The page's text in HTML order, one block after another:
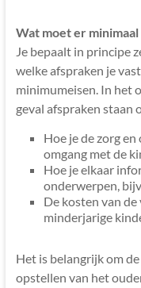
Wat moet er
Je bepaalt in principe
welke afspraken je
minimumeisen. In het
geval afspraken staan
Hoe je de zorg
omgang met de
Hoe je elkaar
onderwerpen,
De kosten van
minderjarige
Het is belangrijk om
opstellen van het